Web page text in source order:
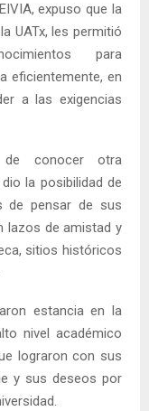
expuso que la
UATx, les permitió
para
eficientemente, en
a las exigencias
de conocer otra
la posibilidad de
de pensar de sus
lazos de amistad y
sitios históricos
estancia en la
nivel académico
lograron con sus
y sus deseos por